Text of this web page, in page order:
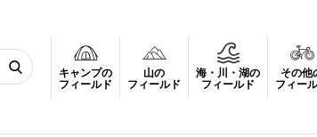
キャンプの
フィールド
山の
フィールド
海・川・湖の
フィールド
その他
フィー
悟して読むべき地球のリアル▶︎ あなたの知らな